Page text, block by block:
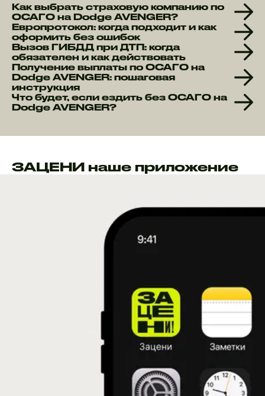
Как выбрать страховую компанию по
ОСАГО на Dodge AVENGER?
Европротокол: когда подходит и как
оформить без ошибок
Вызов ГИБДД при ДТП: когда
обязателен и как действовать
Получение выплаты по ОСАГО на
Dodge AVENGER: пошаговая
инструкция
Что будет, если ездить без ОСАГО на
Dodge AVENGER?
ЗАЦЕНИ наше приложение